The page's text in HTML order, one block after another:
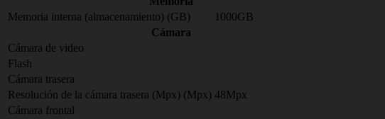
Memoria interna (almacenamiento) (GB)
1000GB
Cámara
Cámara de video
Flash
Cámara trasera
Resolución de la cámara trasera (Mpx) (Mpx) 48Mpx
Cámara frontal